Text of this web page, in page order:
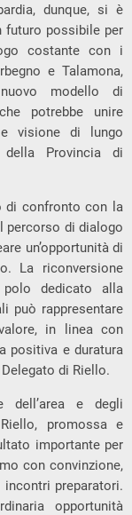
dunque, si è
futuro possibile per
costante con i
e Talamona,
modello di
potrebbe unire
visione di lungo
della Provincia di
di confronto con la
percorso di dialogo
un’opportunità di
La riconversione
dedicato alla
può rappresentare
in linea con
positiva e duratura
di Riello.
dell’area e degli
promossa e
importante per
con convinzione,
preparatori.
opportunità